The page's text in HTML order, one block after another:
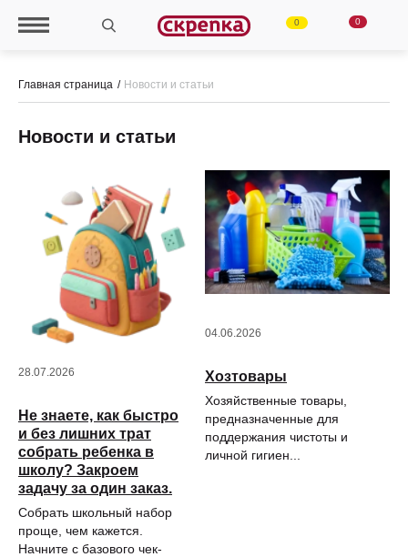
0 0
Главная страница Новости и статьи
Новости и статьи
28.07.2026
Не знаете, как быстро
и без лишних трат
собрать ребенка в
школу? Закроем
задачу за один заказ.
Собрать школьный набор
проще, чем кажется.
Начните с базового чек-
04.06.2026
Хозтовары
Хозяйственные товары,
предназначенные для
поддержания чистоты и
личной гигиен...